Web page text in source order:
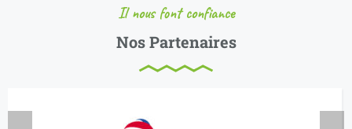
Il nous font confiance
Nos Partenaires